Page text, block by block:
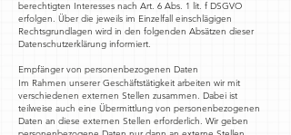
berechtigten Interesses nach Art. 6 Abs. 1 lit. f DSGVO
erfolgen. Über die jeweils im Einzelfall einschlägigen
Rechtsgrundlagen wird in den folgenden Absätzen dieser
Datenschutzerklärung informiert.
Empfänger von personenbezogenen Daten
Im Rahmen unserer Geschäftstätigkeit arbeiten wir mit
verschiedenen externen Stellen zusammen. Dabei ist
teilweise auch eine Übermittlung von personenbezogenen
Daten an diese externen Stellen erforderlich. Wir geben